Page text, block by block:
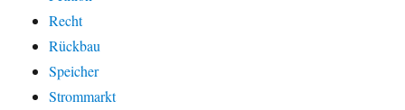
Recht
Rückbau
Speicher
Strommarkt